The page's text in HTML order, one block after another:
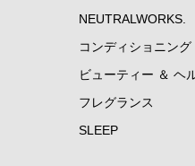
NEUTRALWORKS.
コンディショニング
ビューティー ＆ ヘ
フレグランス
SLEEP